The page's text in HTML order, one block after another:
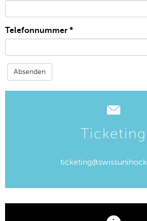
Telefonnummer *
Ticketing